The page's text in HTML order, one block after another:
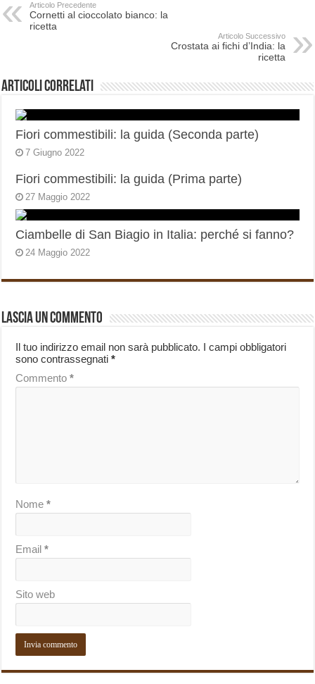
Articolo Precedente
Cornetti al cioccolato bianco: la
ricetta
Articolo Successivo
Crostata ai fichi d’India: la
ricetta
Articoli correlati
Fiori commestibili: la guida (Seconda parte)
7 Giugno 2022
Fiori commestibili: la guida (Prima parte)
27 Maggio 2022
Ciambelle di San Biagio in Italia: perché si fanno?
24 Maggio 2022
Lascia un commento
Il tuo indirizzo email non sarà pubblicato. I campi obbligatori
sono contrassegnati*
Commento*
Nome*
Email*
Sito web